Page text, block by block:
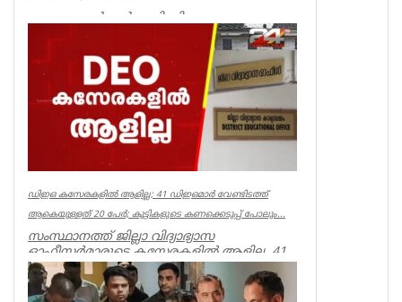
ക്ഷേമ പെൻഷൻ അട്ടിമറിക്കാനുള്ള ബോധ
പൂർവമായ ശ്രമമാണ് യു ഡി എഫ് സർക്കാർ
നടത്തുന്നതെന്ന് സിപിഐഎം സംസ്ഥാ...
Kerala
ഡിഇഒ കസേരകളില്‍ ആളില്ല; 41 ഡിഇഒമാര്‍ വേണ്ടിടത്ത്
ആകെയുള്ളത് 20 പേര്‍; കുട്ടികളുടെ കണക്കെടുപ്പ് പോലും...
സംസ്ഥാനത്ത് ജില്ലാ വിദ്യാഭ്യാസ
ഓഫീസര്‍മാരുടെ കസേരകളില്‍ ആളില്ല. 41
ഡിഇഒമാരില്‍ നിലവില്‍ ഉള്ളത് 20 പ...
Kerala